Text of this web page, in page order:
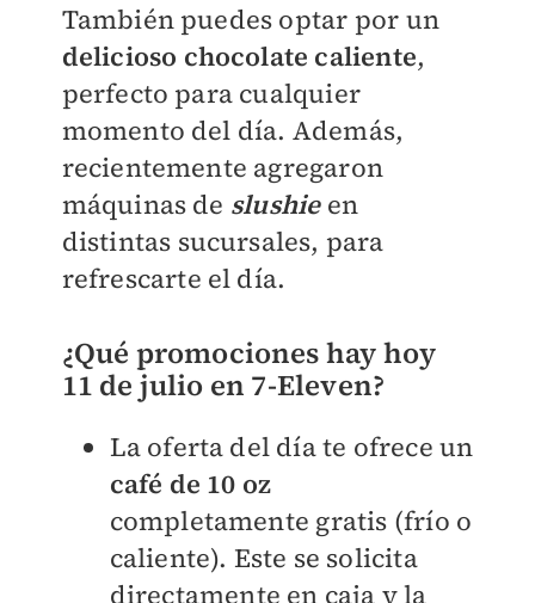
También puedes optar por un
delicioso chocolate caliente,
perfecto para cualquier
momento del día. Además,
recientemente agregaron
máquinas de slushie en
distintas sucursales, para
refrescarte el día.
¿Qué promociones hay hoy
11 de julio en 7-Eleven?
La oferta del día te ofrece un
café de 10 oz
completamente gratis (frío o
caliente). Este se solicita
directamente en caja y la